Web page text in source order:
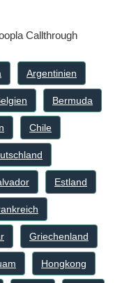
Callthrough
Argentinien
Bermuda
Chile
Estland
Griechenland
Hongkong